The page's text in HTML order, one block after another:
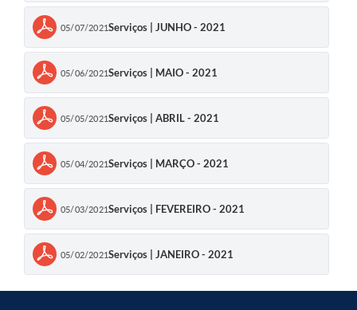
Notícias
Galeria de Vídeos
Contas Públicas
Links
Telefones Úteis
Termos de Uso & Política de Privacidade
05/07/2021Serviços | JUNHO - 2021
05/06/2021Serviços | MAIO - 2021
05/05/2021Serviços | ABRIL - 2021
05/04/2021Serviços | MARÇO - 2021
05/03/2021Serviços | FEVEREIRO - 2021
05/02/2021Serviços | JANEIRO - 2021